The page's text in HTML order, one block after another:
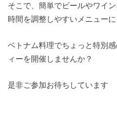
そこで、簡単でビールやワイ
時間を調整しやすいメニューに
ベトナム料理でちょっと特別
ィーを開催しませんか？
是非ご参加お待ちしています